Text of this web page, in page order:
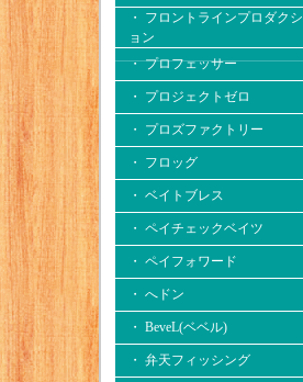
・ フロントラインプロダクシ
ョン
・ プロフェッサー
・ プロジェクトゼロ
・ プロズファクトリー
・ フロッグ
・ ベイトブレス
・ ペイチェックベイツ
・ ペイフォワード
・ へドン
・ BeveL(ベベル)
・ 弁天フィッシング